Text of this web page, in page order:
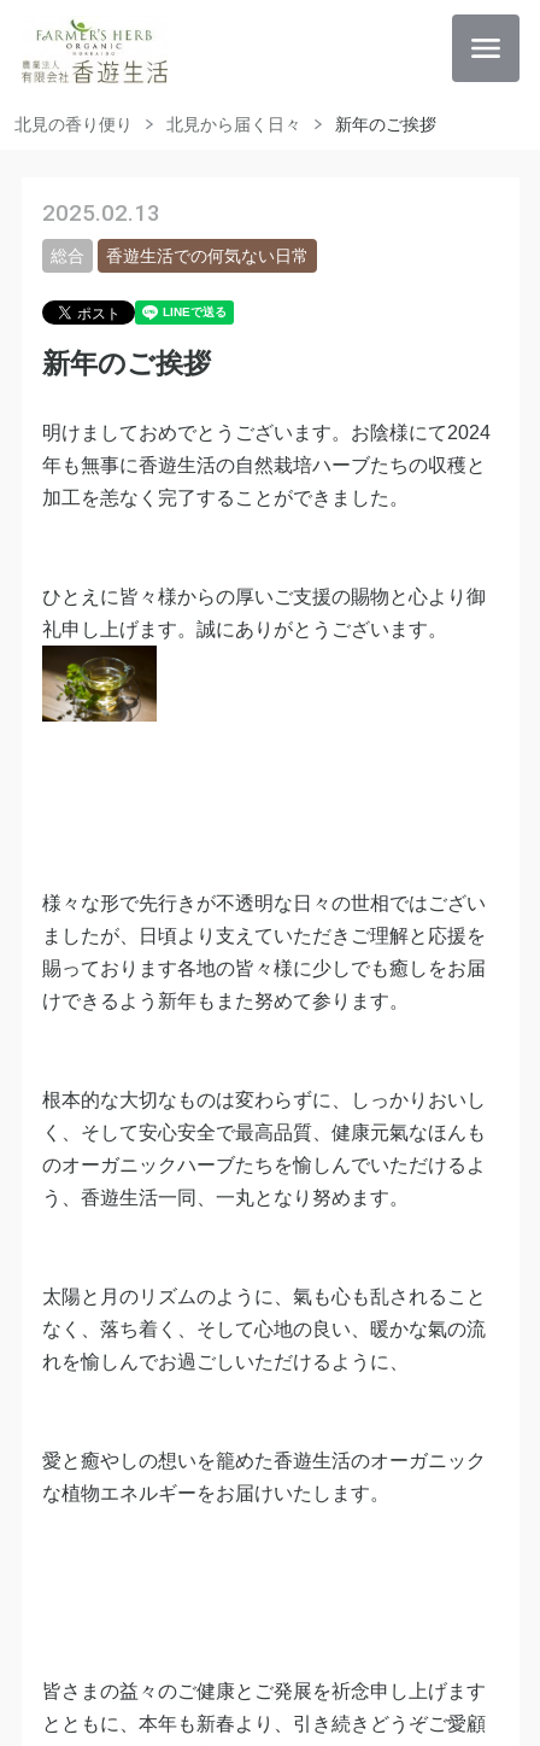
北見の香り便り 北見から届く日々 新年のご挨拶
2025.02.13
総合 香遊生活での何気ない日常
新年のご挨拶
明けましておめでとうございます。お陰様にて2024
年も無事に香遊生活の自然栽培ハーブたちの収穫と
加工を恙なく完了することができました。
ひとえに皆々様からの厚いご支援の賜物と心より御
礼申し上げます。誠にありがとうございます。
様々な形で先行きが不透明な日々の世相ではござい
ましたが、日頃より支えていただきご理解と応援を
賜っております各地の皆々様に少しでも癒しをお届
けできるよう新年もまた努めて参ります。
根本的な大切なものは変わらずに、しっかりおいし
く、そして安心安全で最高品質、健康元氣なほんも
のオーガニックハーブたちを愉しんでいただけるよ
う、香遊生活一同、一丸となり努めます。
太陽と月のリズムのように、氣も心も乱されること
なく、落ち着く、そして心地の良い、暖かな氣の流
れを愉しんでお過ごしいただけるように、
愛と癒やしの想いを籠めた香遊生活のオーガニック
な植物エネルギーをお届けいたします。
皆さまの益々のご健康とご発展を祈念申し上げます
とともに、本年も新春より、引き続きどうぞご愛顧